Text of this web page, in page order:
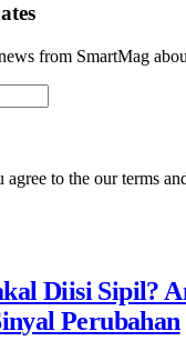
from SmartMag
to the our terms
Diisi Sipil?
Perubahan